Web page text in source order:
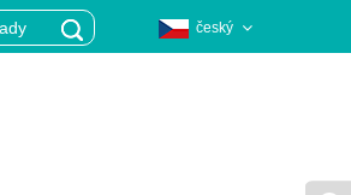
český